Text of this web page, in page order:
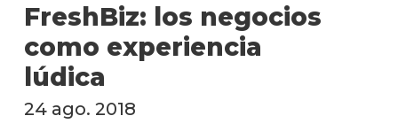
FreshBiz: los negocios
como experiencia
lúdica
24 ago. 2018